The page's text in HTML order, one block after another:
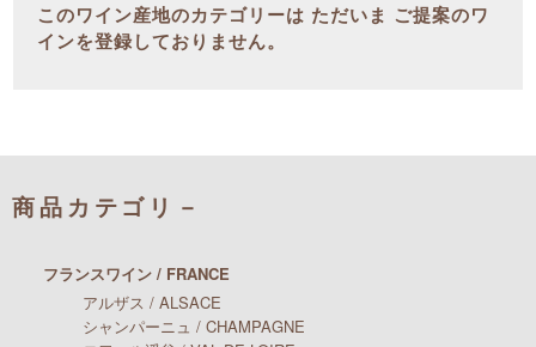
このワイン産地のカテゴリーは ただいま ご提案のワ
インを登録しておりません。
商品カテゴリ－
フランスワイン / FRANCE
アルザス / ALSACE
シャンパーニュ / CHAMPAGNE